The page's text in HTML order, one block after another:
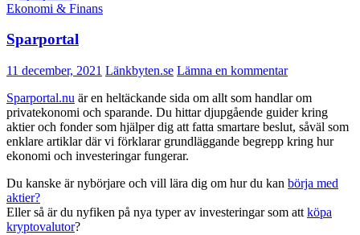
Ekonomi & Finans
Sparportal
11 december, 2021 Länkbyten.se Lämna en kommentar
Sparportal.nu är en heltäckande sida om allt som handlar om
privatekonomi och sparande. Du hittar djupgående guider kring
aktier och fonder som hjälper dig att fatta smartare beslut, såväl som
enklare artiklar där vi förklarar grundläggande begrepp kring hur
ekonomi och investeringar fungerar.
Du kanske är nybörjare och vill lära dig om hur du kan börja med
aktier?
Eller så är du nyfiken på nya typer av investeringar som att köpa
kryptovalutor?